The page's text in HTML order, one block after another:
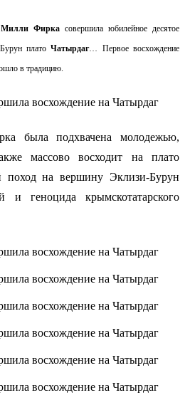
Милли Фиркасовершила юбилейное десятое
платоЧатырдаг… Первое восхождение
в традицию.
была подхвачена молодежью,
массово восходит на плато
поход на вершину Эклизи-Бурун
и геноцида крымскотатарского